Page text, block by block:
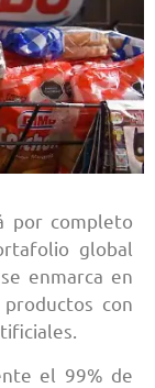
por completo
global
enmarca en
con
el 99% de